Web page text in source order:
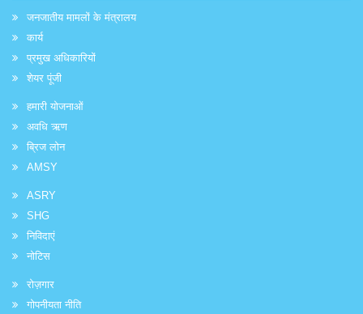
जनजातीय मामलों के मंत्रालय
कार्य
प्रमुख अधिकारियों
शेयर पूंजी
हमारी योजनाओं
अवधि ऋण
ब्रिज लोन
AMSY
ASRY
SHG
निविदाएं
नोटिस
रोज़गार
गोपनीयता नीति